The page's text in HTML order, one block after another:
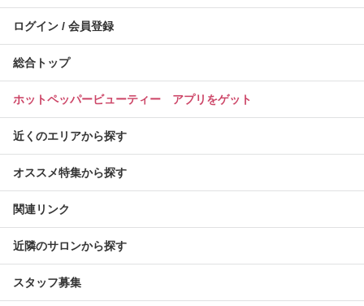
ログイン / 会員登録
総合トップ
ホットペッパービューティー アプリをゲット
近くのエリアから探す
オススメ特集から探す
関連リンク
近隣のサロンから探す
スタッフ募集